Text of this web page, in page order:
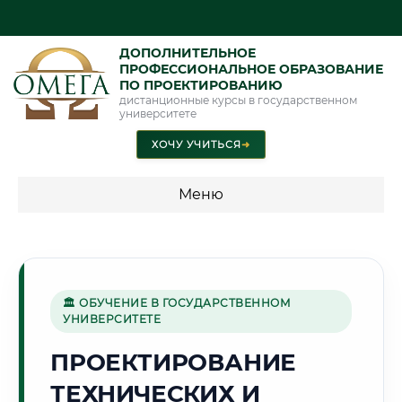
ДОПОЛНИТЕЛЬНОЕ
ПРОФЕССИОНАЛЬНОЕ ОБРАЗОВАНИЕ
ПО ПРОЕКТИРОВАНИЮ
дистанционные курсы в государственном
университете
ХОЧУ УЧИТЬСЯ➜
Меню
✈️
Г. УЛЬЯНОВСК
🏛 ОБУЧЕНИЕ В ГОСУДАРСТВЕННОМ
УНИВЕРСИТЕТЕ
ПРОЕКТИРОВАНИЕ
ТЕХНИЧЕСКИХ И